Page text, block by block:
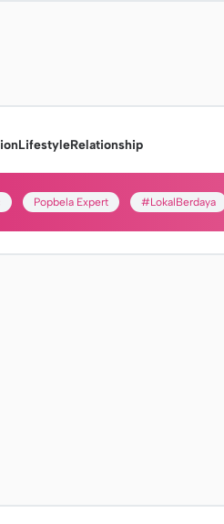
LifestyleRelationship
Popbela Expert #LokalBerdaya